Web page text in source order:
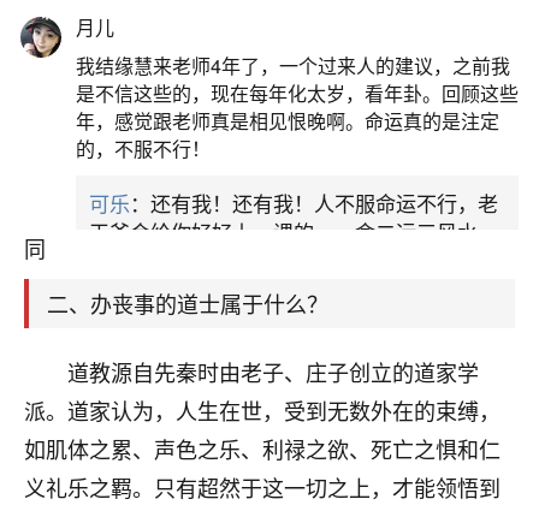
动中的重要仪式，承载着多方面意义和作用。仪式
目的多样：涵盖祈福、消灾解厄、超度亡灵、还
愿、改运以及祭祀祖先等。通过特定仪式与神灵相
交感，借助神力达成人们祈愿和目的。例如，祈福
法事可为人求得好运，消灾法事能化解厄运。科仪
分类明确：道教科仪分为阳事科仪和阴事科仪，不
同
二、办丧事的道士属于什么？
道教源自先秦时由老子、庄子创立的道家学
派。道家认为，人生在世，受到无数外在的束缚，
如肌体之累、声色之乐、利禄之欲、死亡之惧和仁
义礼乐之羁。只有超然于这一切之上，才能领悟到
月儿
我结缘慧来老师4年了，一个过来人的建议，之前我
是不信这些的，现在每年化太岁，看年卦。回顾这些
年，感觉跟老师真是相见恨晚啊。命运真的是注定
的，不服不行！
可乐：还有我！还有我！人不服命运不行，老
天爷会给你好好上一课的。一命二运三风水，
平安是福：我也是每年找老师化太岁，看年
卦，认识老师3年了，都是缘分啊！
17分钟前 来自湖北 19
心若莲花
我是做餐饮的，这两年，生意屡屡受挫，店开一家关
一家，要么生意不好，生意好的就出事。前些年攒的